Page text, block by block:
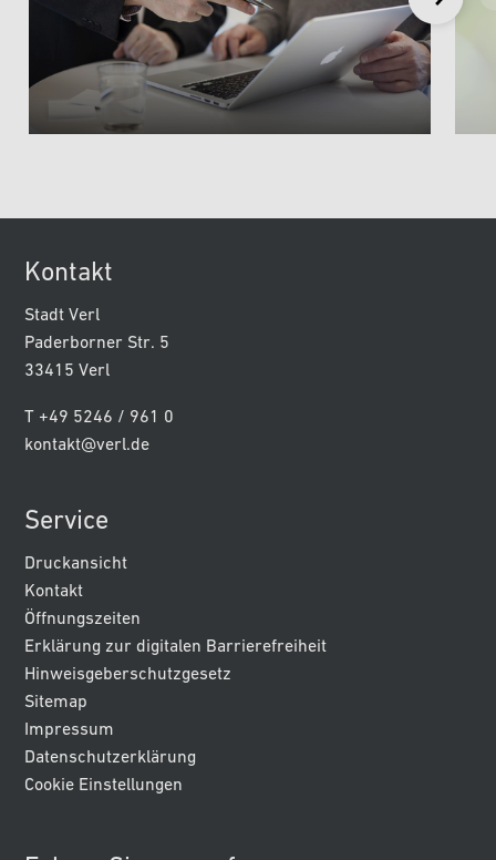
Kontakt
Stadt Verl
Paderborner Str. 5
33415 Verl
T +49 5246 / 961 0
kontakt@verl.de
Service
Druckansicht
Kontakt
Öffnungszeiten
Erklärung zur digitalen Barrierefreiheit
Hinweisgeberschutzgesetz
Sitemap
Impressum
Datenschutzerklärung
Cookie Einstellungen